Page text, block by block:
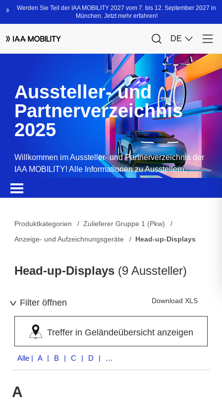
Aussteller- und
Partnerverzeichnis
2025
Willkommen im Aussteller- und Partnerverzeichnis der
IAA MOBILITY! Alle Informationen zu Ausstellern,
Produktkategorien
Zulieferer Gruppe 1 (Pkw)
Anzeige- und Aufzeichnungsgeräte
Head-up-Displays
Head-up-Displays (9 Aussteller)
Filter öffnen Download XLS
Treffer in Geländeübersicht anzeigen
Alle | A | B | C | D | G | R | S
A